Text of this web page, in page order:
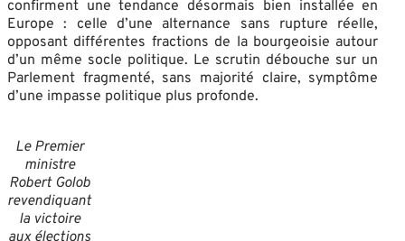
confirment une tendance désormais bien installée en
Europe : celle d’une alternance sans rupture réelle,
opposant différentes fractions de la bourgeoisie autour
d’un même socle politique. Le scrutin débouche sur un
Parlement fragmenté, sans majorité claire, symptôme
d’une impasse politique plus profonde.
Le Premier
ministre
Robert Golob
revendiquant
la victoire
aux élections